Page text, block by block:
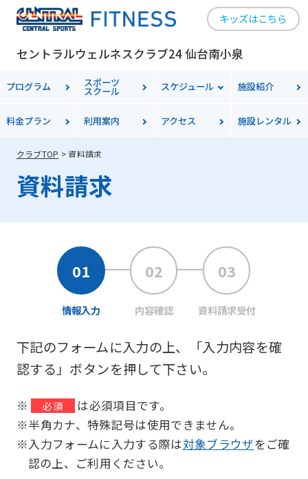
キッズはこちら
セントラルウェルネスクラブ24 仙台南小泉
プログラム スポーツ
スクール スケジュール 施設紹介
料金プラン 利用案内 アクセス 施設レンタル
クラブTOP 資料請求
資料請求
情報入力 内容確認 資料請求受付
下記のフォームに入力の上、「入力内容を確
認する」ボタンを押して下さい。
※ 必須
は必須項目です。
※半角カナ、特殊記号は使用できません。
※入力フォームに入力する際は対象ブラウザをご確
認の上、ご利用ください。